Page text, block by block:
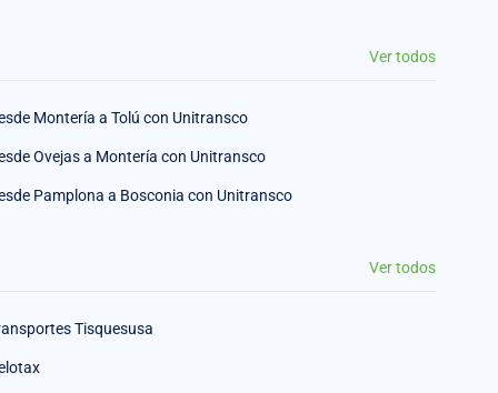
Ver todos
Montería a Tolú con Unitransco
Ovejas a Montería con Unitransco
Pamplona a Bosconia con Unitransco
Ver todos
Tisquesusa